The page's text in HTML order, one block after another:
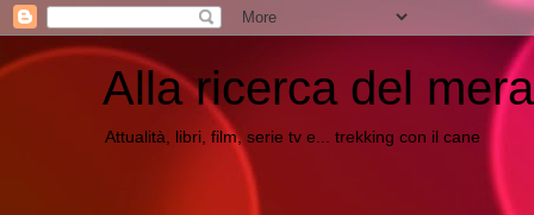
Alla ricerca del
Attualità, libri, film, serie tv e... trekking con il cane